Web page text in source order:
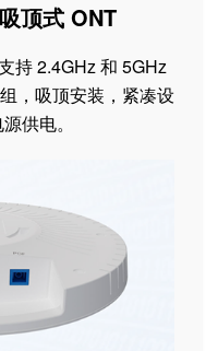
顶式 ONT
持 2.4GHz 和 5GHz
，吸顶安装，紧凑设
供电。